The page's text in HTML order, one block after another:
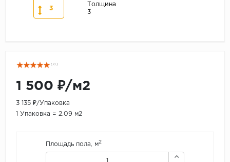
3
Толщина
3
( 8 )
1 500 ₽/м2
3 135 ₽/Упаковка
1 Упаковка = 2.09 м2
Площадь пола, м2